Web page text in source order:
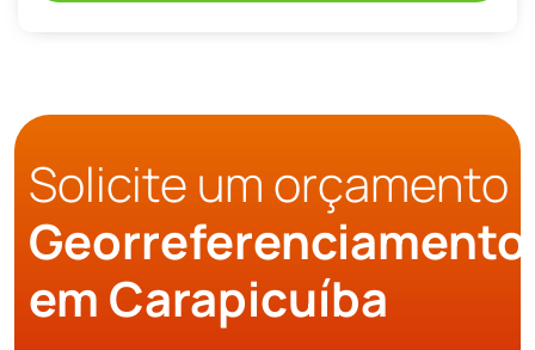
Solicite um orçamento
Georreferenciamento
em Carapicuíba